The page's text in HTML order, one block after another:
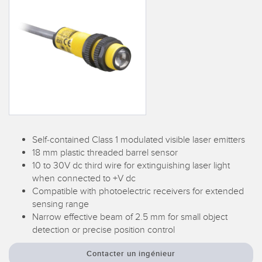
Capteurs photoélectriques
Mesure de distance laser
Capteurs à ultrasons
Amplificateurs à fibre optique
Fibres optiques
Fourches optiques et capteurs d'étiquettes
Capteurs de repères, de couleurs et de luminescence
INTELLIGENTE
Appel de pièces, service ou retrait de palettes
Communication en usine
Maintenance prédictive
Surveillance du niveau des cuves
Efficacité globale de l'équipement (OEE)
Surveillance des conditions : maintenance prédictive et
préventive
Surveillance des machines/Efficacité globale de l'équipement
Self-contained Class 1 modulated visible laser emitters
18 mm plastic threaded barrel sensor
10 to 30V dc third wire for extinguishing laser light
when connected to +V dc
Compatible with photoelectric receivers for extended
sensing range
Narrow effective beam of 2.5 mm for small object
detection or precise position control
Contacter un ingénieur